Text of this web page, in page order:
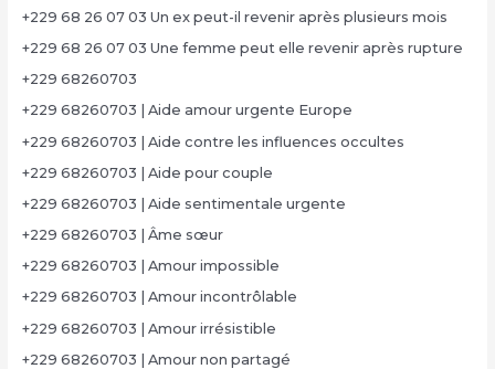
+229 68 26 07 03 Un ex peut-il revenir après plusieurs mois
+229 68 26 07 03 Une femme peut elle revenir après rupture
+229 68260703
+229 68260703 | Aide amour urgente Europe
+229 68260703 | Aide contre les influences occultes
+229 68260703 | Aide pour couple
+229 68260703 | Aide sentimentale urgente
+229 68260703 | Âme sœur
+229 68260703 | Amour impossible
+229 68260703 | Amour incontrôlable
+229 68260703 | Amour irrésistible
+229 68260703 | Amour non partagé